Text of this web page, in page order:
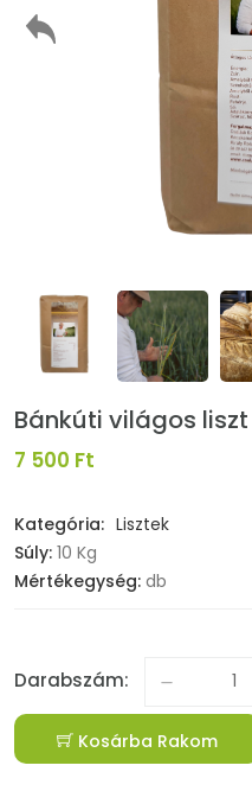
Bánkúti világos liszt
7 500 Ft
Kategória: Lisztek
Súly: 10 Kg
Mértékegység: db
Darabszám:
Kosárba Rakom